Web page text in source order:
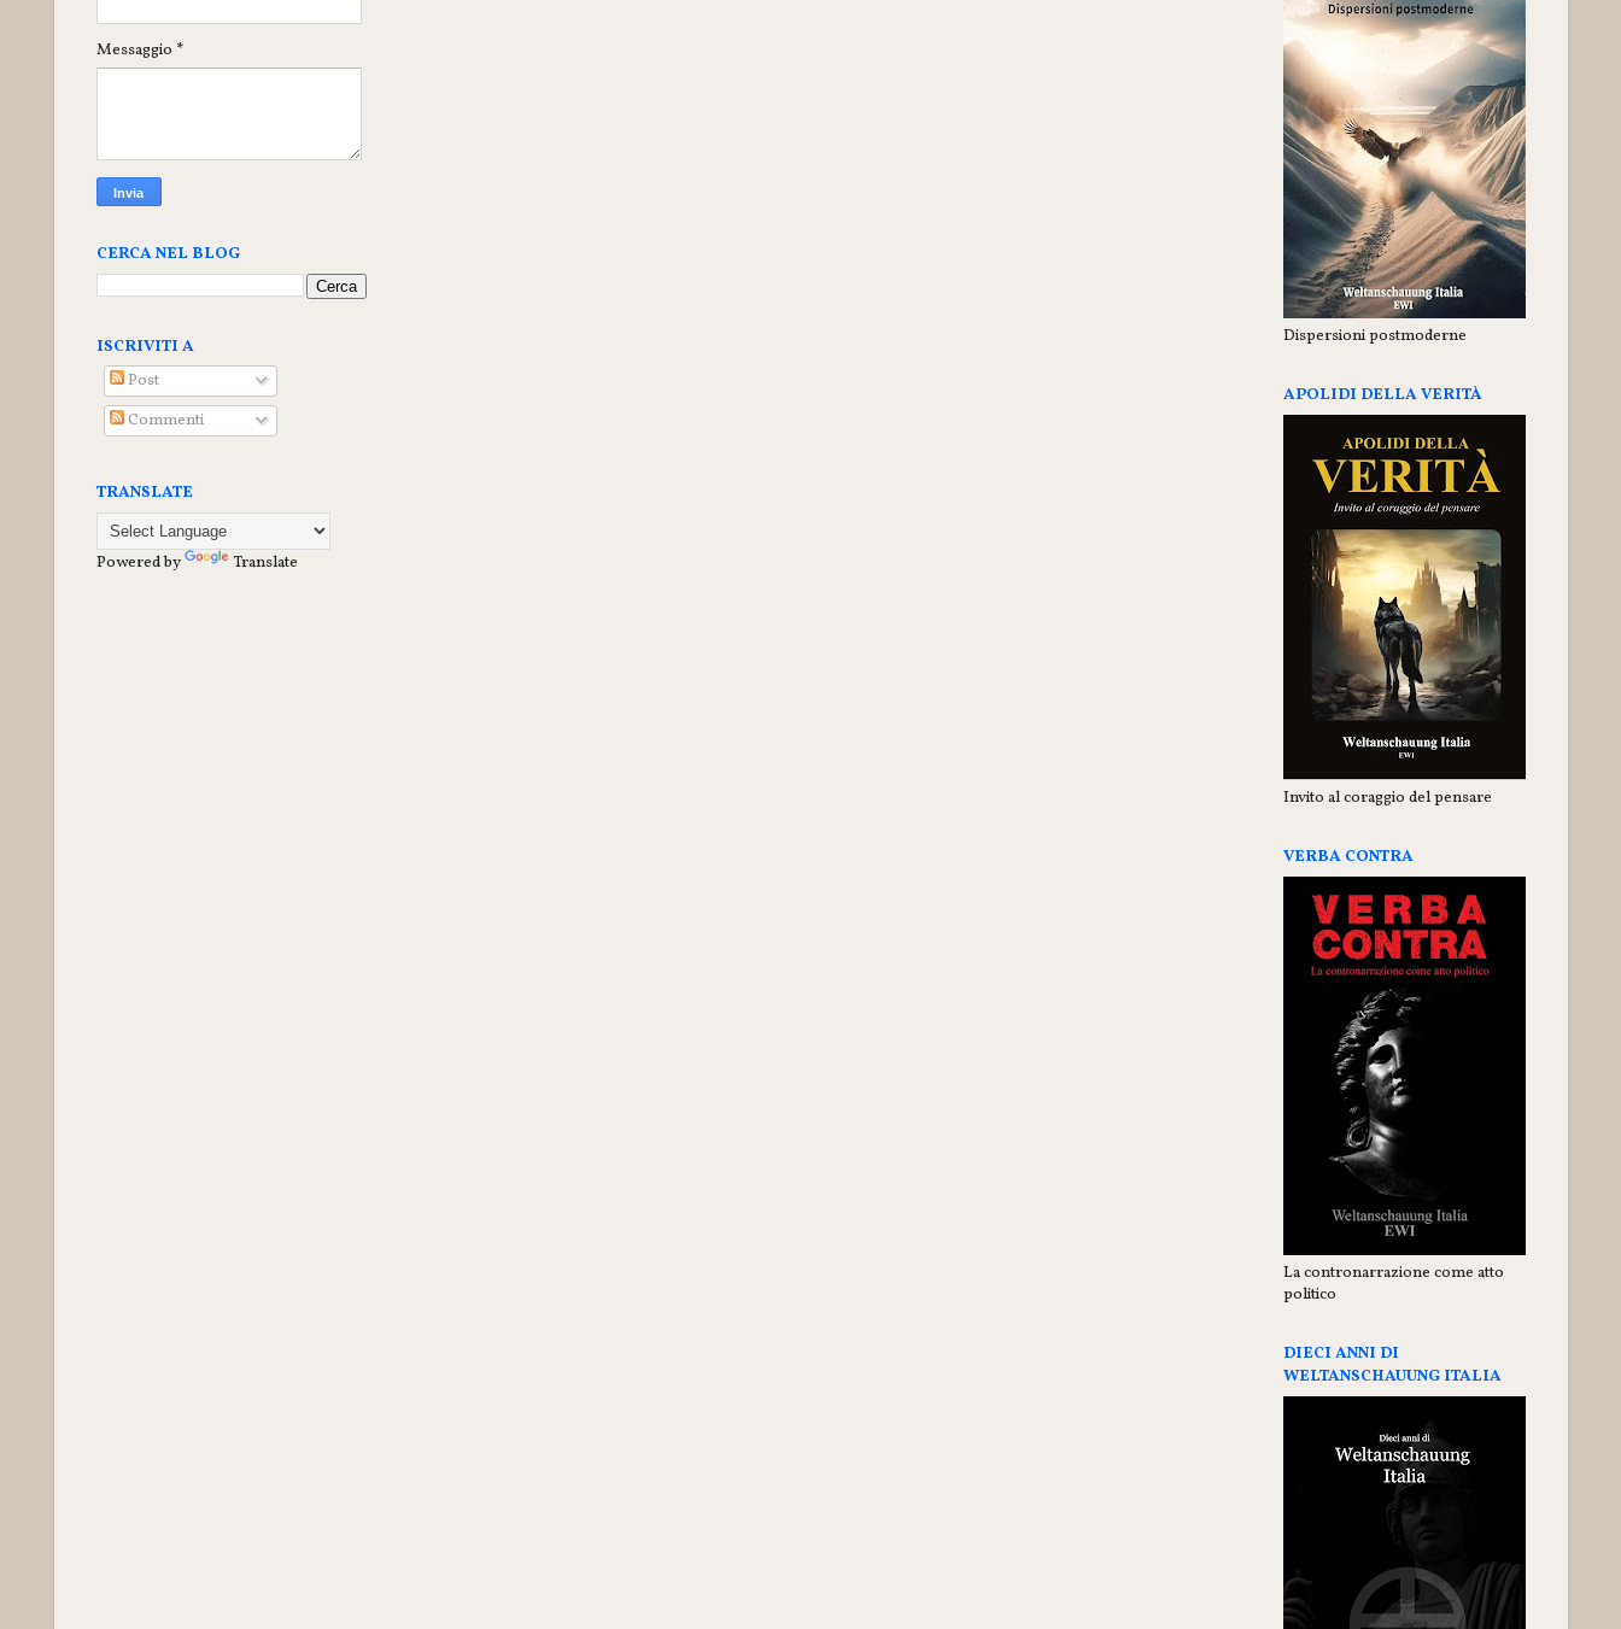
Messaggio *
CERCA NEL BLOG
ISCRIVITI A
Post
Commenti
TRANSLATE
Powered by Translate
Dispersioni postmoderne
APOLIDI DELLA VERITÀ
Invito al coraggio del pensare
VERBA CONTRA
La contronarrazione come atto
politico
DIECI ANNI DI
WELTANSCHAUUNG ITALIA